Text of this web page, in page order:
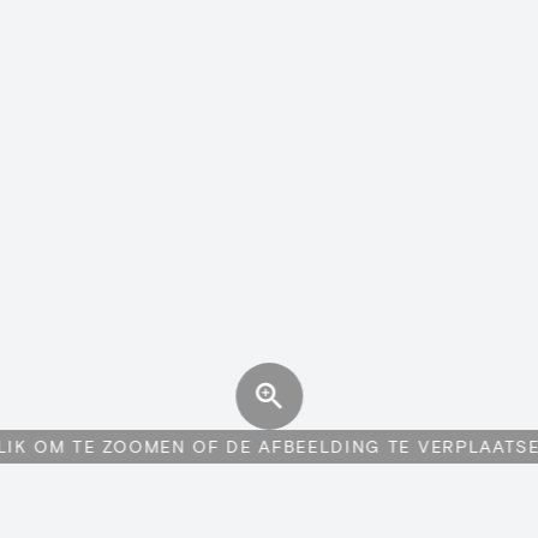
OM TE ZOOMEN OF DE AFBEELDING TE